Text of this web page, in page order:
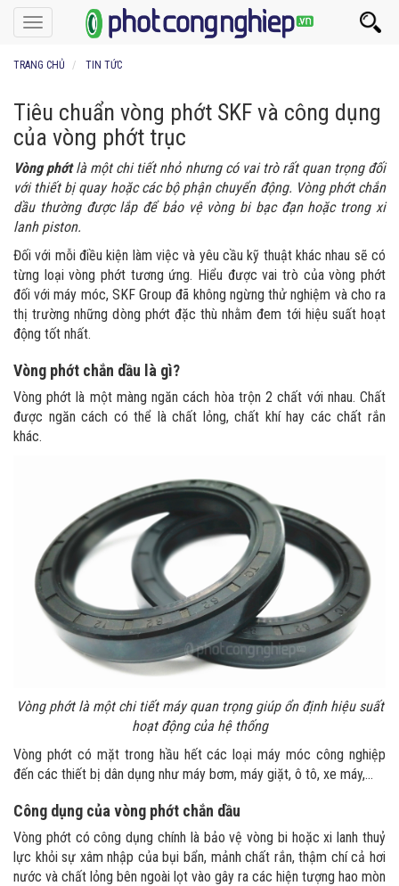
Toggle
navigation
TRANG CHỦ TIN TỨC
Tiêu chuẩn vòng phớt SKF và công dụng
của vòng phớt trục
Vòng phớtlà một chi tiết nhỏ nhưng có vai trò rất quan trọng đối
với thiết bị quay hoặc các bộ phận chuyển động. Vòng phớt chắn
dầu thường được lắp để bảo vệ vòng bi bạc đạn hoặc trong xi
lanh piston.
Đối với mỗi điều kiện làm việc và yêu cầu kỹ thuật khác nhau sẽ có
từng loại vòng phớt tương ứng. Hiểu được vai trò của vòng phớt
đối với máy móc, SKF Group đã không ngừng thử nghiệm và cho ra
thị trường những dòng phớt đặc thù nhằm đem tới hiệu suất hoạt
động tốt nhất.
Vòng phớt chắn dầu là gì?
Vòng phớt là một màng ngăn cách hòa trộn 2 chất với nhau. Chất
được ngăn cách có thể là chất lỏng, chất khí hay các chất rắn
khác.
Vòng phớt là một chi tiết máy quan trọng giúp ổn định hiệu suất
hoạt động của hệ thống
Vòng phớt có mặt trong hầu hết các loại máy móc công nghiệp
đến các thiết bị dân dụng như máy bơm, máy giặt, ô tô, xe máy,...
Công dụng của vòng phớt chắn dầu
Vòng phớt có công dụng chính là bảo vệ vòng bi hoặc xi lanh thuỷ
lực khỏi sự xâm nhập của bụi bẩn, mảnh chất rắn, thậm chí cả hơi
nước và chất lỏng bên ngoài lọt vào gây ra các hiện tượng hao mòn